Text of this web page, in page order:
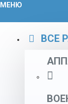
МЕНЮ
ВСЕ